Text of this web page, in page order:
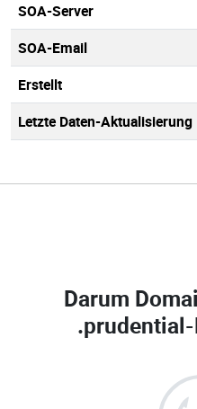
SOA-Server
SOA-Email
Erstellt
Letzte Daten-Aktualisierung
Darum